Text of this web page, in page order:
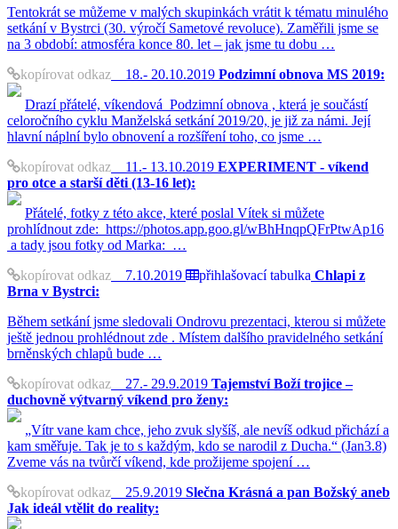
Tentokrát se můžeme v malých skupinkách vrátit k tématu minulého
setkání v Bystrci (30. výročí Sametové revoluce). Zaměřili jsme se
na 3 období: atmosféra konce 80. let – jak jsme tu dobu …
kopírovat odkaz 18.- 20.10.2019 Podzimní obnova MS 2019:
Drazí přátelé, víkendová Podzimní obnova , která je součástí
celoročního cyklu Manželská setkání 2019/20, je již za námi. Její
hlavní náplní bylo obnovení a rozšíření toho, co jsme …
kopírovat odkaz 11.- 13.10.2019 EXPERIMENT - víkend
pro otce a starší děti (13-16 let):
Přátelé, fotky z této akce, které poslal Vítek si můžete
prohlídnout zde: https://photos.app.goo.gl/wBhHnqpQFrPtwAp16
a tady jsou fotky od Marka: …
kopírovat odkaz 7.10.2019 přihlašovací tabulka Chlapi z
Brna v Bystrci:
Během setkání jsme sledovali Ondrovu prezentaci, kterou si můžete
ještě jednou prohlédnout zde . Místem dalšího pravidelného setkání
brněnských chlapů bude …
kopírovat odkaz 27.- 29.9.2019 Tajemství Boží trojice –
duchovně výtvarný víkend pro ženy:
„Vítr vane kam chce, jeho zvuk slyšíš, ale nevíš odkud přichází a
kam směřuje. Tak je to s každým, kdo se narodil z Ducha.“ (Jan3.8)
Zveme vás na tvůrčí víkend, kde prožijeme spojení …
kopírovat odkaz 25.9.2019 Slečna Krásná a pan Božský aneb
Jak ideál vtělit do reality: